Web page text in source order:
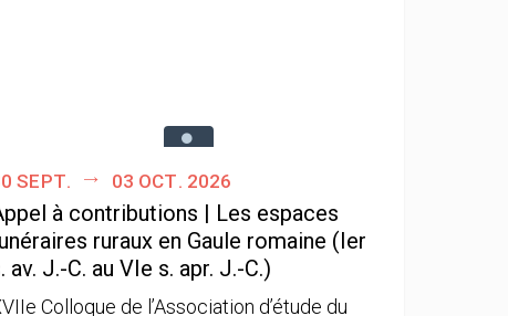
sept. 03 oct. 2026
à contributions | Les espaces
ruraux en Gaule romaine (Ier
av. J.-C. au VIe s. apr. J.-C.)
Colloque de l’Association d’étude du